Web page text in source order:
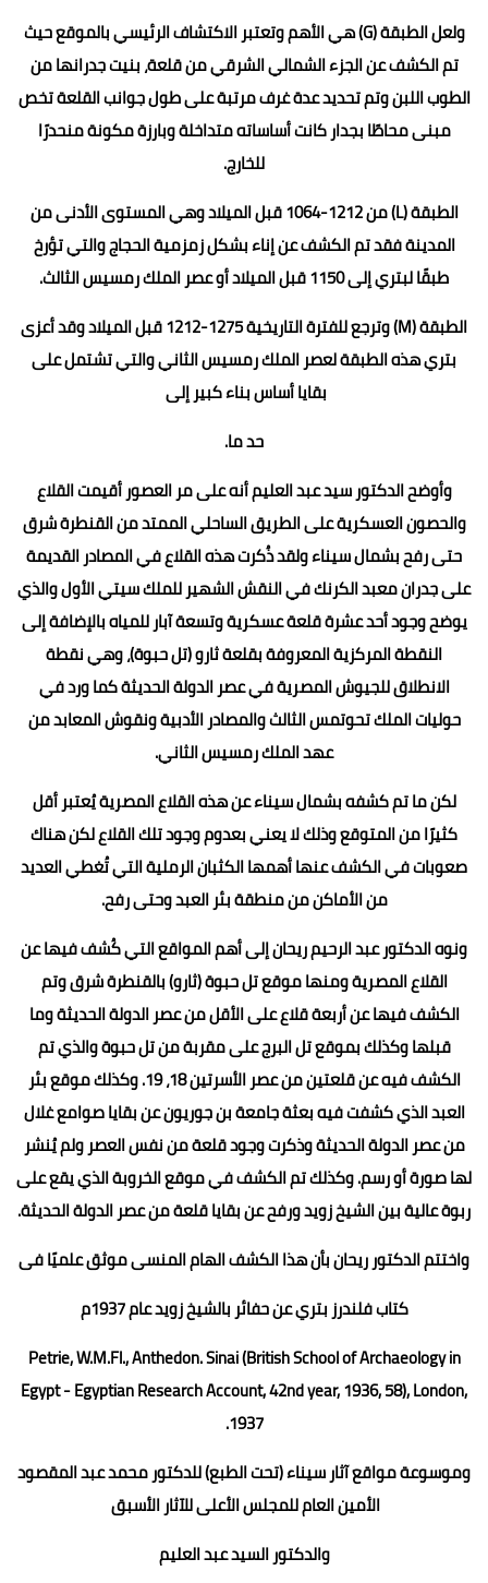
ولعل الطبقة (G) هي الأهم وتعتبر الاكتشاف الرئيسي بالموقع حيث
تم الكشف عن الجزء الشمالي الشرقي من قلعة، بنيت جدرانها من
الطوب اللبن وتم تحديد عدة غرف مرتبة على طول جوانب القلعة تخص
مبنى محاطًا بجدار كانت أساساته متداخلة وبارزة مكونة منحدرًا
للخارج.
الطبقة (L) من 1212-1064 قبل الميلاد وهي المستوى الأدنى من
المدينة فقد تم الكشف عن إناء بشكل زمزمية الحجاج والتي تؤرخ
طبقًا لبتري إلى 1150 قبل الميلاد أو عصر الملك رمسيس الثالث.
الطبقة (M) وترجع للفترة التاريخية 1275-1212 قبل الميلاد وقد أعزى
بتري هذه الطبقة لعصر الملك رمسيس الثاني والتي تشتمل على
بقايا أساس بناء كبير إلى
حد ما.
وأوضح الدكتور سيد عبد العليم أنه على مر العصور أقيمت القلاع
والحصون العسكرية على الطريق الساحلي الممتد من القنطرة شرق
حتى رفح بشمال سيناء ولقد ذُكرت هذه القلاع في المصادر القديمة
على جدران معبد الكرنك في النقش الشهير للملك سيتي الأول والذي
يوضح وجود أحد عشرة قلعة عسكرية وتسعة آبار للمياه بالإضافة إلى
النقطة المركزية المعروفة بقلعة ثارو (تل حبوة)، وهي نقطة
الانطلاق للجيوش المصرية في عصر الدولة الحديثة كما ورد في
حوليات الملك تحوتمس الثالث والمصادر الأدبية ونقوش المعابد من
عهد الملك رمسيس الثاني.
لكن ما تم كشفه بشمال سيناء عن هذه القلاع المصرية يُعتبر أقل
كثيرًا من المتوقع وذلك لا يعني بعدوم وجود تلك القلاع لكن هناك
صعوبات في الكشف عنها أهمها الكثبان الرملية التي تُغطي العديد
من الأماكن من منطقة بئر العبد وحتى رفح.
ونوه الدكتور عبد الرحيم ريحان إلى أهم المواقع التي كُشف فيها عن
القلاع المصرية ومنها موقع تل حبوة (ثارو) بالقنطرة شرق وتم
الكشف فيها عن أربعة قلاع على الأقل من عصر الدولة الحديثة وما
قبلها وكذلك بموقع تل البرج على مقربة من تل حبوة والذي تم
الكشف فيه عن قلعتين من عصر الأسرتين 18، 19. وكذلك موقع بئر
العبد الذي كشفت فيه بعثة جامعة بن جوريون عن بقايا صوامع غلال
من عصر الدولة الحديثة وذكرت وجود قلعة من نفس العصر ولم يُنشر
لها صورة أو رسم. وكذلك تم الكشف في موقع الخروبة الذي يقع على
ربوة عالية بين الشيخ زويد ورفح عن بقايا قلعة من عصر الدولة الحديثة.
واختتم الدكتور ريحان بأن هذا الكشف الهام المنسى موثق علميًا فى
كتاب فلندرز بتري عن حفائر بالشيخ زويد عام 1937م
Petrie, W.M.Fl., Anthedon. Sinai (British School of Archaeology in
Egypt - Egyptian Research Account, 42nd year, 1936, 58), London,
1937.
وموسوعة مواقع آثار سيناء (تحت الطبع) للدكتور محمد عبد المقصود
الأمين العام للمجلس الأعلى للآثار الأسبق
والدكتور السيد عبد العليم